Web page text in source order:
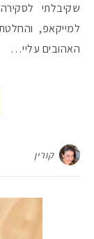
שקיבלתי
למייקאפ,
האהובים עליי…
קורין